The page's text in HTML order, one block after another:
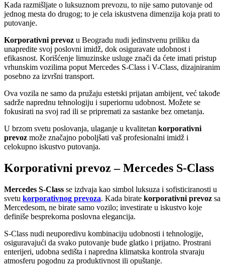
Kada razmišljate o luksuznom prevozu, to nije samo putovanje od
jednog mesta do drugog; to je cela iskustvena dimenzija koja prati to
putovanje.
Korporativni prevoz u Beogradu nudi jedinstvenu priliku da
unapredite svoj poslovni imidž, dok osiguravate udobnost i
efikasnost. Korišćenje limuzinske usluge znači da ćete imati pristup
vrhunskim vozilima poput Mercedes S-Class i V-Class, dizajniranim
posebno za izvršni transport.
Ova vozila ne samo da pružaju estetski prijatan ambijent, već takođe
sadrže naprednu tehnologiju i superiornu udobnost. Možete se
fokusirati na svoj rad ili se pripremati za sastanke bez ometanja.
U brzom svetu poslovanja, ulaganje u kvalitetan korporativni
prevoz može značajno poboljšati vaš profesionalni imidž i
celokupno iskustvo putovanja.
Korporativni prevoz – Mercedes S-Class
Mercedes S-Class se izdvaja kao simbol luksuza i sofisticiranosti u
svetu korporativnog prevoza. Kada birate korporativni prevoz sa
Mercedesom, ne birate samo vozilo; investirate u iskustvo koje
definiše besprekorna poslovna elegancija.
S-Class nudi neuporedivu kombinaciju udobnosti i tehnologije,
osiguravajući da svako putovanje bude glatko i prijatno. Prostrani
enterijeri, udobna sedišta i napredna klimatska kontrola stvaraju
atmosferu pogodnu za produktivnost ili opuštanje.